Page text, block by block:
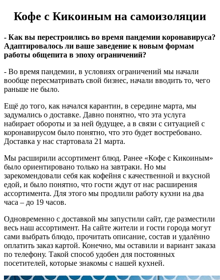
Кофе с Кикоиным на самоизоляции
- Как вы перестроились во время пандемии коронавируса?
Адаптировалось ли ваше заведение к новым формам
работы общепита в эпоху ограничений?
- Во время пандемии, в условиях ограничений мы начали
вообще пересматривать свой бизнес, начали вводить то, чего
раньше не было.
Ещё до того, как начался карантин, в середине марта, мы
задумались о доставке. Давно понятно, что эта услуга
набирает обороты и за ней будущее, а в связи с ситуацией с
коронавирусом было понятно, что это будет востребовано.
Доставка у нас стартовала 21 марта.
Мы расширили ассортимент блюд. Ранее «Кофе с Кикоиным»
было ориентировано только на завтраки. Но мы
зарекомендовали себя как кофейня с качественной и вкусной
едой, и было понятно, что гости ждут от нас расширения
ассортимента. Для этого мы продлили работу кухни на два
часа – до 19 часов.
Одновременно с доставкой мы запустили сайт, где разместили
весь наш ассортимент. На сайте жители и гости города могут
сами выбрать блюдо, прочитать описание, состав и удалённо
оплатить заказ картой. Конечно, мы оставили и вариант заказа
по телефону. Такой способ удобен для постоянных
посетителей, которые знакомы с нашей кухней.